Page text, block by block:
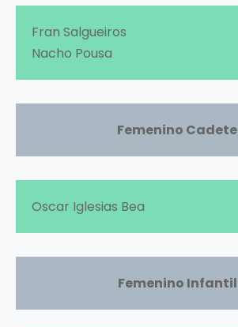
Fran Salgueiros
Nacho Pousa
Femenino Cadete
Oscar Iglesias Bea
Femenino Infantil